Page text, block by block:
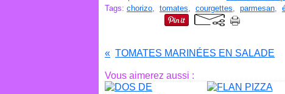
Tags: chorizo, tomates, courgettes, parmesan,
TOMATES MARINÉES EN SALADE
Vous aimerez aussi :